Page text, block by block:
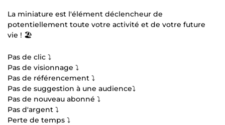
La miniature est l'élément déclencheur de
potentiellement toute votre activité et de votre future
vie ! 🏖️
Pas de clic ⤵️
Pas de visionnage ⤵️
Pas de référencement ⤵️
Pas de suggestion à une audience⤵️
Pas de nouveau abonné ⤵️
Pas d'argent ⤵️
Perte de temps ⤵️